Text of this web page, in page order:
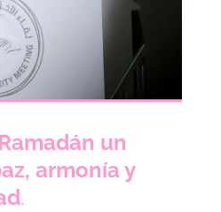
un
armonía y
.